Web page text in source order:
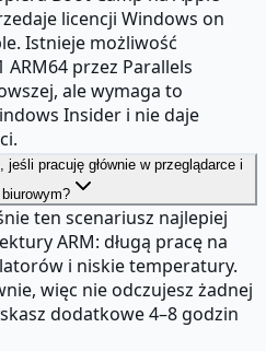
licencji Windows on
Istnieje możliwość
przez Parallels
ale wymaga to
Insider i nie daje
pracuję głównie w przeglądarce i
ten scenariusz najlepiej
ARM: długą pracę na
i niskie temperatury.
więc nie odczujesz żadnej
dodatkowe 4–8 godzin